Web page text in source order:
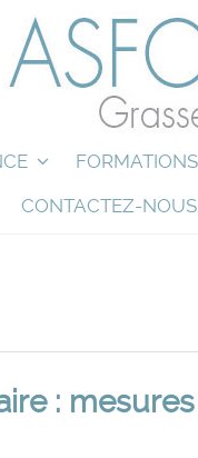
CONTACTEZ-NOUS
: mesures